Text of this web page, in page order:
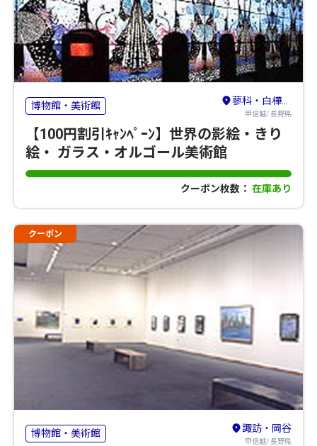
博物館・美術館 蓼科・白樺湖・霧ヶ峰・茅野
甲信越/ 長野県
【100円割引ｷｬﾝﾍﾟｰﾝ】世界の影絵・きり
絵・ ガラス・オルゴール美術館
クーポン枚数： 在庫あり
クーポン
博物館・美術館 諏訪・岡谷
甲信越/ 長野県